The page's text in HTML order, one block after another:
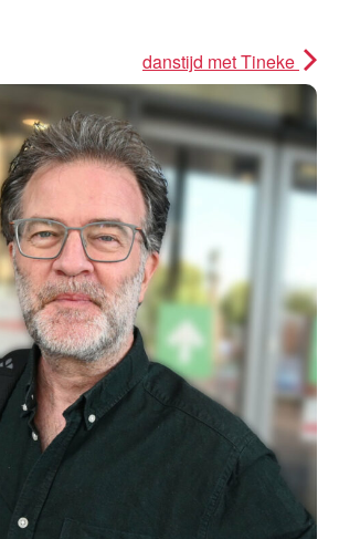
danstijd met Tineke